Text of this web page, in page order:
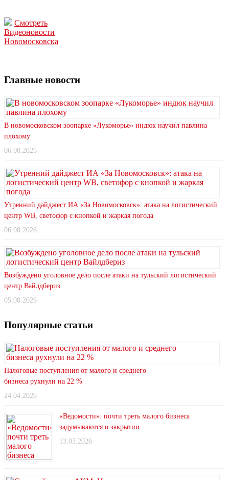
Смотреть
Видеоновости
Новомосковска
Главные новости
В новомосковском зоопарке «Лукоморье» индюк научил павлина
плохому
06.08.2026
Утренний дайджест ИА «За Новомосковск»: атака на логистический
центр WB, светофор с кнопкой и жаркая погода
06.08.2026
Возбуждено уголовное дело после атаки на тульский логистический
центр Вайлдбериз
05.08.2026
Популярные статьи
Налоговые поступления от малого и среднего
бизнеса рухнули на 22 %
24.04.2026
«Ведомости»: почти треть малого бизнеса
задумываются о закрытии
13.03.2026